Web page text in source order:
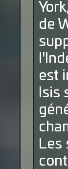
de
est
Isis
Les